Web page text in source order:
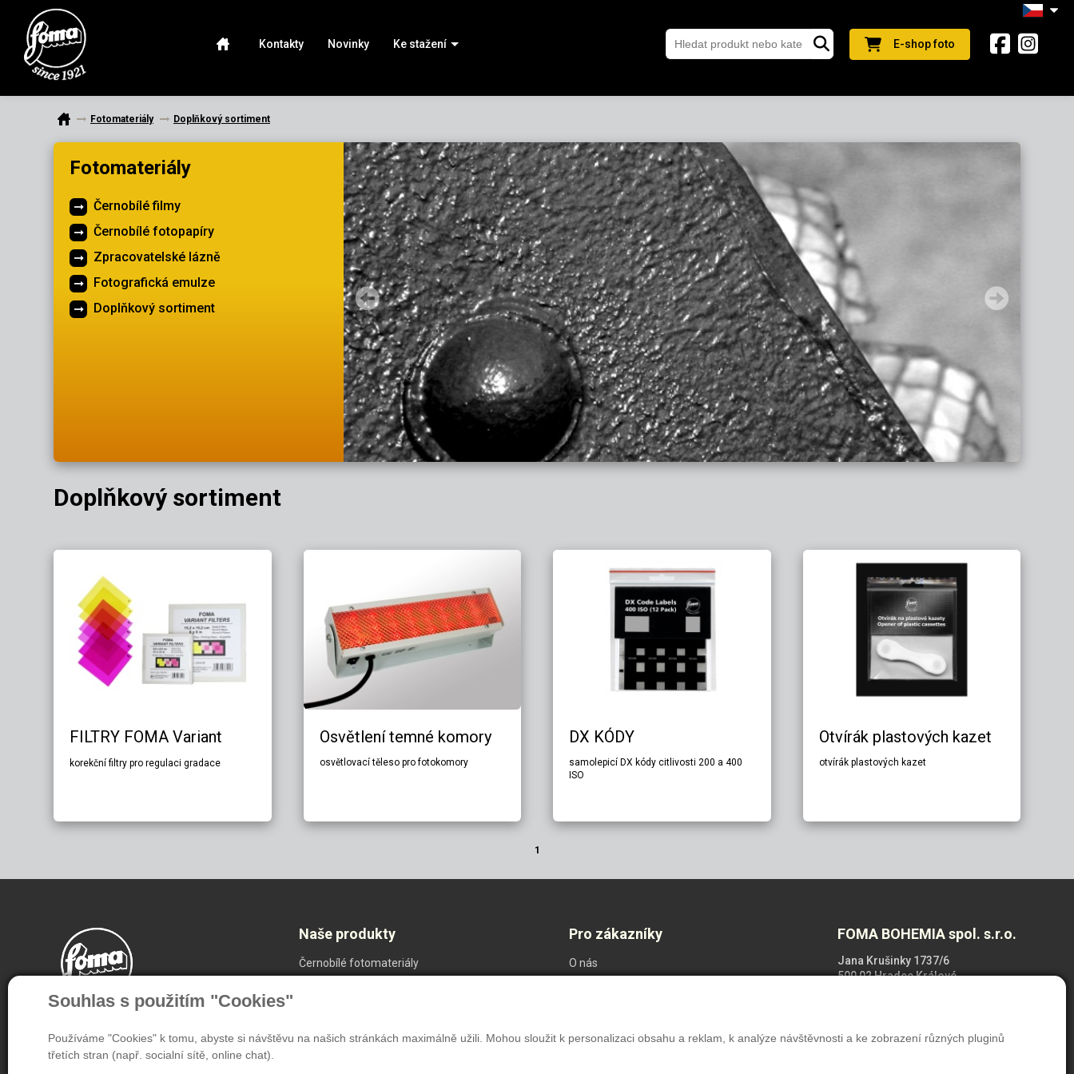
Souhlas s použitím "Cookies"
Používáme "Cookies" k tomu, abyste si návštěvu na našich stránkách maximálně užili. Mohou sloužit k personalizaci obsahu a reklam, k analýze návštěvnosti a ke zobrazení různých pluginů
třetích stran (např. socialní sítě, online chat).
Kontakty Novinky Ke stažení E-shop foto
Fotomateriály Doplňkový sortiment
Fotomateriály
Černobílé filmy
Černobílé fotopapíry
Zpracovatelské lázně
Fotografická emulze
Doplňkový sortiment
Doplňkový sortiment
FILTRY FOMA Variant
korekční filtry pro regulaci gradace
Osvětlení temné komory
osvětlovací těleso pro fotokomory
DX KÓDY
samolepicí DX kódy citlivosti 200 a 400
ISO
Otvírák plastových kazet
otvírák plastových kazet
1
Naše produkty
Černobílé fotomateriály
Pro zákazníky
O nás
FOMA BOHEMIA spol. s.r.o.
Jana Krušinky 1737/6
500 02 Hradec Králové
+420 495 733 111
foma@foma.cz